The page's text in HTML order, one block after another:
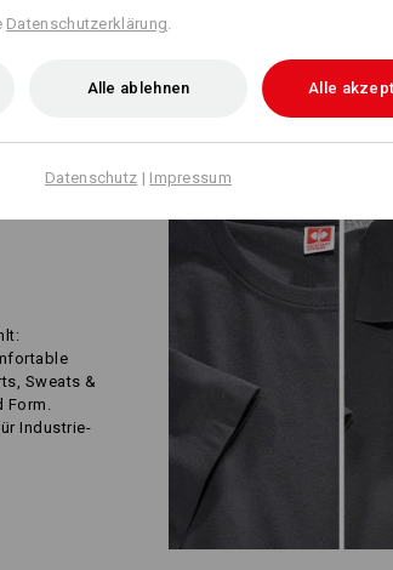
gehalten. Wenig Nähte,
Designs. Ein starker Auftritt
zum Großunternehmen.
Sweats &
Form.
Industrie-
Datenschutzerklärung
Alle ablehnen Alle
Datenschutz | Impressum